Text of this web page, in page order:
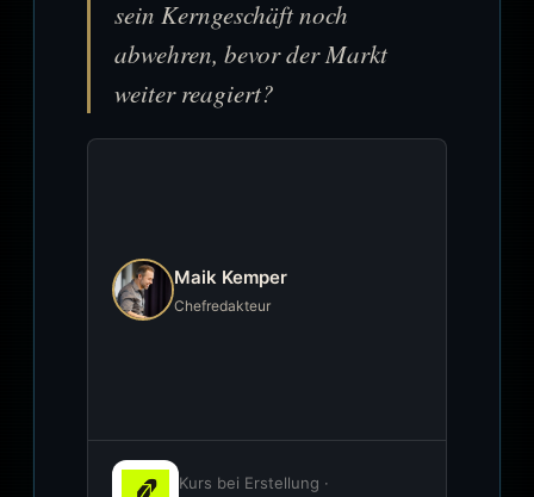
sein Kerngeschäft noch
abwehren, bevor der Markt
weiter reagiert?
Maik Kemper
Chefredakteur
Kurs bei Erstellung ·